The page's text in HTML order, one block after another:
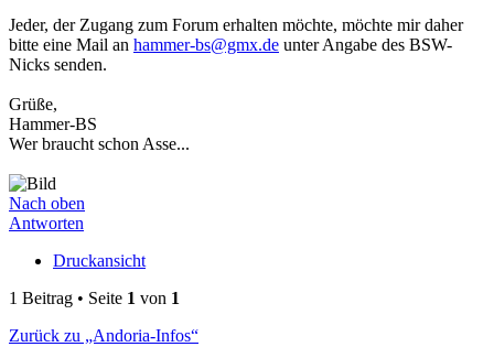
Jeder, der Zugang zum Forum erhalten möchte, möchte mir daher
bitte eine Mail an hammer-bs@gmx.de unter Angabe des BSW-
Nicks senden.
Grüße,
Hammer-BS
Wer braucht schon Asse...
Nach oben
Antworten
Druckansicht
1 Beitrag • Seite 1 von 1
Zurück zu „Andoria-Infos“